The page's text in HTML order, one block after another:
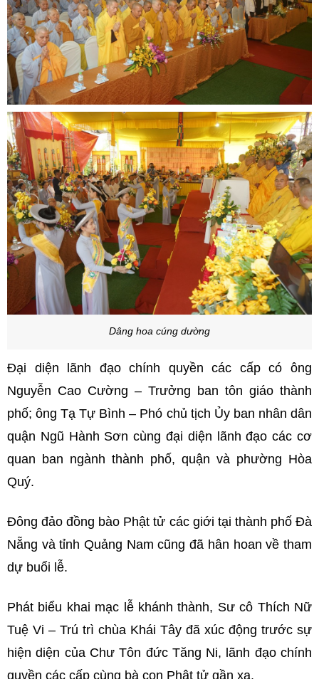
Dâng hoa cúng dường
Đại diện lãnh đạo chính quyền các cấp có ông
Nguyễn Cao Cường – Trưởng ban tôn giáo thành
phố; ông Tạ Tự Bình – Phó chủ tịch Ủy ban nhân dân
quận Ngũ Hành Sơn cùng đại diện lãnh đạo các cơ
quan ban ngành thành phố, quận và phường Hòa
Quý.
Đông đảo đồng bào Phật tử các giới tại thành phố Đà
Nẵng và tỉnh Quảng Nam cũng đã hân hoan về tham
dự buổi lễ.
Phát biểu khai mạc lễ khánh thành, Sư cô Thích Nữ
Tuệ Vi – Trú trì chùa Khái Tây đã xúc động trước sự
hiện diện của Chư Tôn đức Tăng Ni, lãnh đạo chính
quyền các cấp cùng bà con Phật tử gần xa.